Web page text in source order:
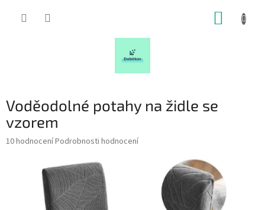
Voděodolné potahy na židle se
vzorem
Průměrné
10 hodnoceníPodrobnosti hodnocení